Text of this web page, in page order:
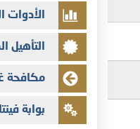
تهنئة بمناسبة عيد
29/07/2026
تنشر الهيئة
الرساميل
28/07/2026
24/07/2026
الأدوات
التأهيل
مكافحة
بوابة